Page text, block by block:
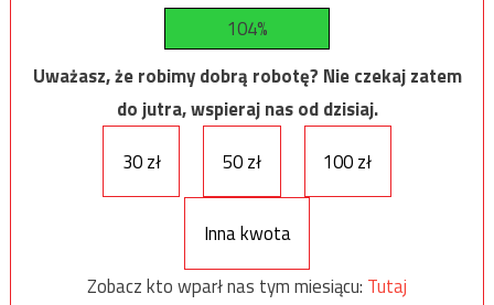
104%
Uważasz, że robimy dobrą robotę? Nie czekaj zatem
do jutra, wspieraj nas od dzisiaj.
30 zł
50 zł 100 zł
Inna kwota
Zobacz kto wparł nas tym miesiącu: Tutaj